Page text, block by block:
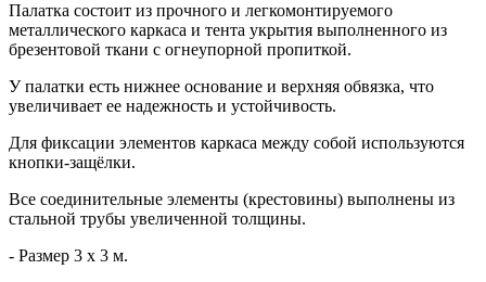
Палатка состоит из прочного и легкомонтируемого
металлического каркаса и тента укрытия выполненного из
брезентовой ткани с огнеупорной пропиткой.
У палатки есть нижнее основание и верхняя обвязка, что
увеличивает ее надежность и устойчивость.
Для фиксации элементов каркаса между собой используются
кнопки-защёлки.
Все соединительные элементы (крестовины) выполнены из
стальной трубы увеличенной толщины.
- Размер 3 х 3 м.